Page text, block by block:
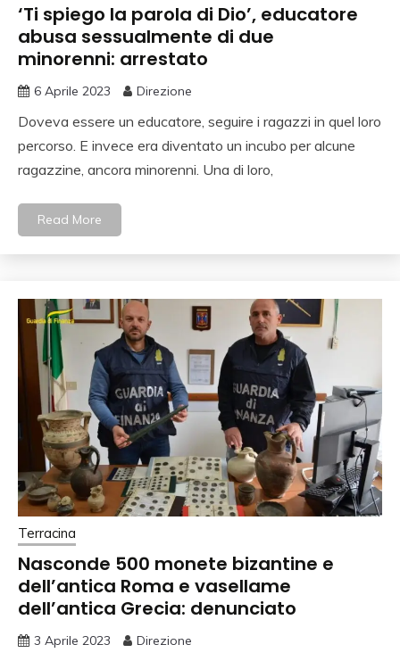
‘Ti spiego la parola di Dio’, educatore
abusa sessualmente di due
minorenni: arrestato
6 Aprile 2023 Direzione
Doveva essere un educatore, seguire i ragazzi in quel loro
percorso. E invece era diventato un incubo per alcune
ragazzine, ancora minorenni. Una di loro,
Read More
Terracina
Nasconde 500 monete bizantine e
dell’antica Roma e vasellame
dell’antica Grecia: denunciato
3 Aprile 2023 Direzione